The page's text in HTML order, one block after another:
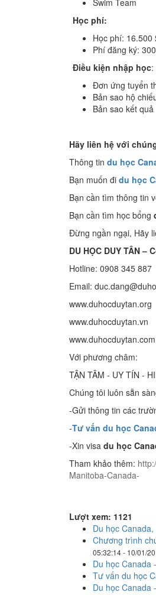
Swim Team
Học phí:
Học phí: 16.500
Phí đăng ký:
Điều kiện nhập học:
Đơn ứng tuyển
Bản sao hộ
Bản sao kết
Hãy liên hệ với
Thông tin du học
Bạn muốn đi du học
Bạn cần tìm thông tin
Bạn cần tìm học bổng
Đừng ngần ngại, Hãy
DU HỌC DUY TÂN
Hotline: 0908 345 887
Email:
www.duhocduytan.org
www.duhocduytan.vn
www.duhocduytan.com
Với phương châm:
TẬN TÂM - UY TÍN -
Chúng tôi luôn sẵn
-Gửi thông tin các
-Tư vấn du học
-Xin visa du học
Tham khảo thêm:
Manitoba-Canada-
Lượt xem: 1121
Du học
Chương trình
05:32:14 - 10/01/
Du học Canada
Tư vấn du học
Du học Canada